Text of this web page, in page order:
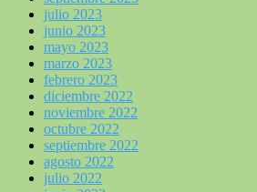
julio 2023
junio 2023
mayo 2023
marzo 2023
febrero 2023
diciembre 2022
noviembre 2022
octubre 2022
septiembre 2022
agosto 2022
julio 2022